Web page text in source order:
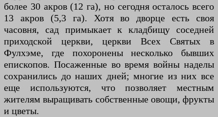
более 30 акров (12 га), но сегодня осталось всего
13 акров (5,3 га). Хотя во дворце есть своя
часовня, сад примыкает к кладбищу соседней
приходской церкви, церкви Всех Святых в
Фулхэме, где похоронены несколько бывших
епископов. Посаженные во время войны наделы
сохранились до наших дней; многие из них все
еще используются, что позволяет местным
жителям выращивать собственные овощи, фрукты
и цветы.